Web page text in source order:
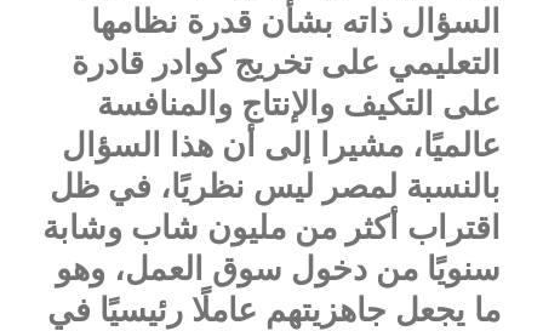
السؤال ذاته بشأن قدرة نظامها
التعليمي على تخريج كوادر قادرة
على التكيف والإنتاج والمنافسة
عالميًا، مشيرا إلى أن هذا السؤال
بالنسبة لمصر ليس نظريًا، في ظل
اقتراب أكثر من مليون شاب وشابة
سنويًا من دخول سوق العمل، وهو
ما يجعل جاهزيتهم عاملًا رئيسيًا في